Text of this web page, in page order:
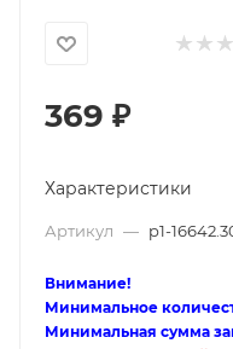
369 ₽
Характеристики
Артикул — p1-
Внимание!
Минимальное
Минимальная сумма